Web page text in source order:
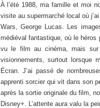
À l’été 1988, ma famille et moi
visite au supermarché local où
Wars, George Lucas. Les
médiéval fantastique, où le héros
vu le film au cinéma, mais sur
visionnements, surtout lorsque
Écran. J’ai passé de
apprenti sorcier qui vit dans son
après la sortie originale du film,
Disney+. L’attente aura valu la